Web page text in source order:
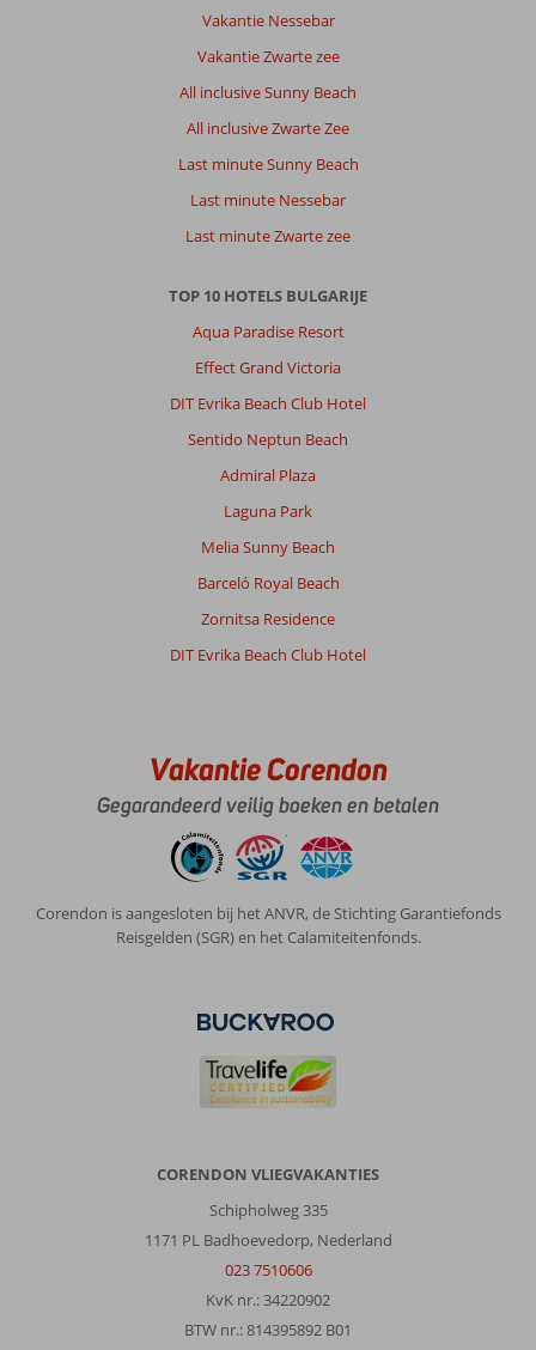
Vakantie Nessebar
Vakantie Zwarte zee
All inclusive Sunny Beach
All inclusive Zwarte Zee
Last minute Sunny Beach
Last minute Nessebar
Last minute Zwarte zee
TOP 10 HOTELS BULGARIJE
Aqua Paradise Resort
Effect Grand Victoria
DIT Evrika Beach Club Hotel
Sentido Neptun Beach
Admiral Plaza
Laguna Park
Melia Sunny Beach
Barceló Royal Beach
Zornitsa Residence
DIT Evrika Beach Club Hotel
Vakantie Corendon
Gegarandeerd veilig boeken en betalen
Corendon is aangesloten bij het ANVR, de Stichting Garantiefonds
Reisgelden (SGR) en het Calamiteitenfonds.
CORENDON VLIEGVAKANTIES
Schipholweg 335
1171 PL Badhoevedorp, Nederland
023 7510606
KvK nr.: 34220902
BTW nr.: 814395892 B01